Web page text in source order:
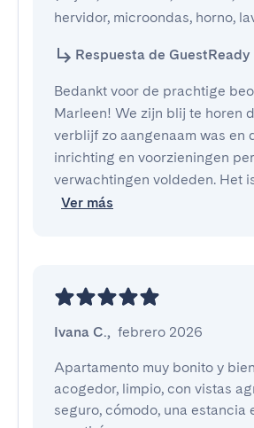
hervidor, microondas, horno,
Respuesta de GuestReady
Bedankt voor de prachtige
Marleen! We zijn blij te horen
verblijf zo aangenaam was en
inrichting en voorzieningen
verwachtingen voldeden. Het
Ver más
Ivana C., febrero 2026
Apartamento muy bonito y
acogedor, limpio, con vistas
seguro, cómodo, una estancia